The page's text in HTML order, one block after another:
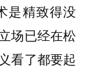
是精致得没
场已经在松
看了都要起